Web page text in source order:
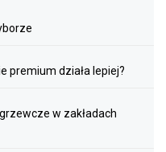
premium działa lepiej?
w zakładach